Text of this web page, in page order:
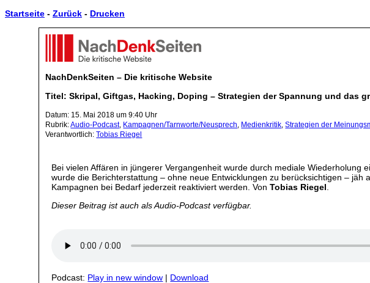
Startseite - Zurück - Drucken
NachDenkSeiten – Die kritische Website
Titel: Skripal, Giftgas, Hacking, Doping – Strategien der Spannung und das
Datum: 15. Mai 2018 um 9:40 Uhr
Rubrik:Audio-Podcast, Kampagnen/Tarnworte/Neusprech, Medienkritik,Strategien der
Verantwortlich:Tobias Riegel
Bei vielen Affären in jüngerer Vergangenheit wurde durch mediale Wiederholung
wurde die Berichterstattung – ohne neue Entwicklungen zu berücksichtigen –
Kampagnen bei Bedarf jederzeit reaktiviert werden. VonTobias Riegel
Dieser Beitrag ist auch als Audio-Podcast verfügbar.
Podcast: Play in new window | Download